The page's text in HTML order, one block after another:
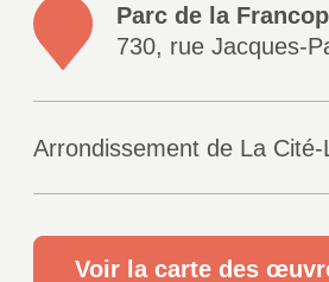
Parc de la
730, rue Jacques-
Arrondissement de La Cité-
Voir la carte des